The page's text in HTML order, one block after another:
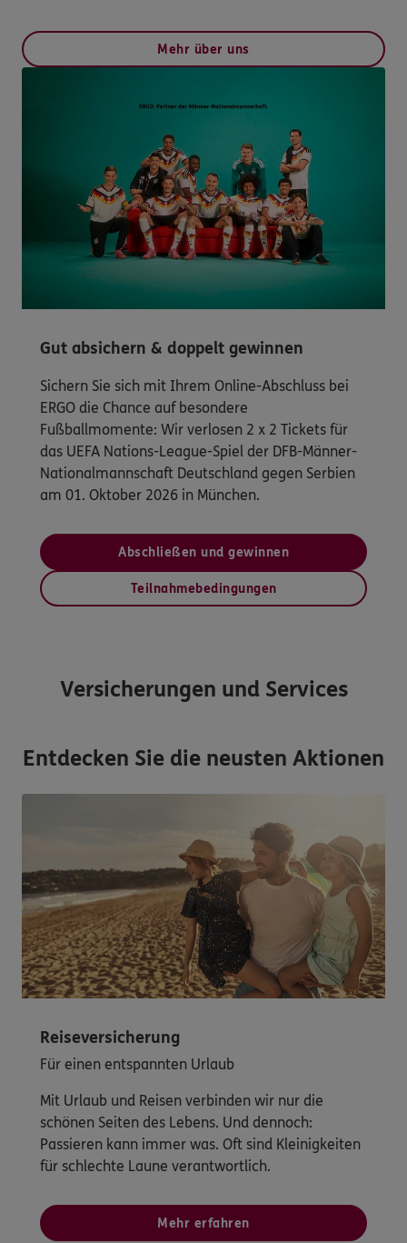
Mehr über uns
Gut absichern & doppelt gewinnen
Sichern Sie sich mit Ihrem Online-Abschluss bei
ERGO die Chance auf besondere
Fußballmomente: Wir verlosen 2 x 2 Tickets für
das UEFA Nations-League-Spiel der DFB-Männer-
Nationalmannschaft Deutschland gegen Serbien
am 01. Oktober 2026 in München.
Abschließen und gewinnen
Teilnahmebedingungen
Versicherungen und Services
Entdecken Sie die neusten Aktionen
Reiseversicherung
Für einen entspannten Urlaub
Mit Urlaub und Reisen verbinden wir nur die
schönen Seiten des Lebens. Und dennoch:
Passieren kann immer was. Oft sind Kleinigkeiten
für schlechte Laune verantwortlich.
Mehr erfahren